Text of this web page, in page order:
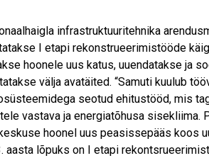
infrastruktuuritehnika
I etapi rekonstrueerimistööde
hoonele uus katus, uuendatakse ja
välja avatäited. “Samuti kuulub
seotud ehitustööd, mis
vastava ja energiatõhusa sisekliima.
hoonel uus peasissepääs koos
aasta lõpuks on I etapi